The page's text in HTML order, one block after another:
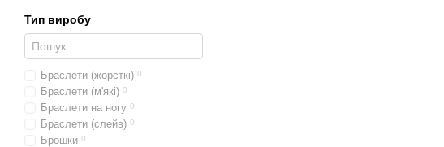
Тип виробу
Браслети (жорсткі) 0
Браслети (м'які) 0
Браслети на ногу 0
Браслети (слейв) 0
Брошки 0